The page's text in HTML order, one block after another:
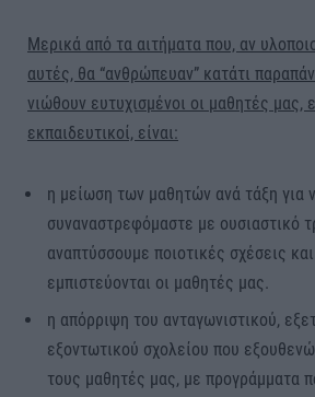
Μερικά από τα αιτήματα που, αν
αυτές, θα “ανθρώπευαν” κατάτι
νιώθουν ευτυχισμένοι οι μαθητές μας,
εκπαιδευτικοί, είναι:
η μείωση των μαθητών ανά τάξη για
συναναστρεφόμαστε με ουσιαστικό
αναπτύσσουμε ποιοτικές σχέσεις
εμπιστεύονται οι μαθητές μας.
η απόρριψη του ανταγωνιστικού,
εξοντωτικού σχολείου που
τους μαθητές μας, με προγράμματα